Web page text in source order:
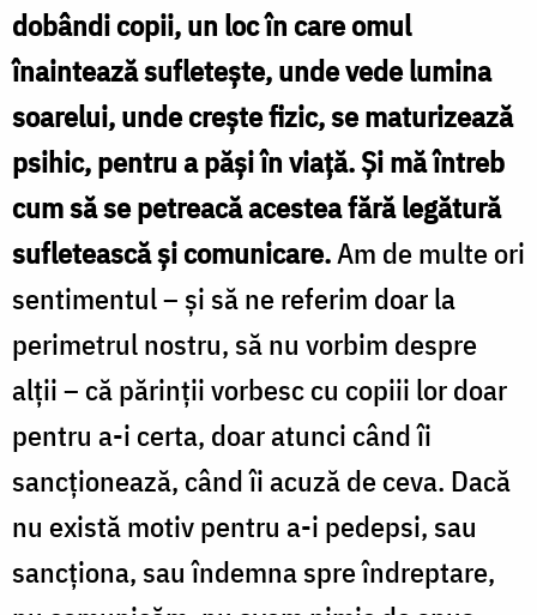
dobândi copii, un loc în care omul
înaintează sufletește, unde vede lumina
soarelui, unde creşte fizic, se maturizează
psihic, pentru a păşi în viaţă. Şi mă întreb
cum să se petreacă acestea fără legătură
sufletească şi comunicare.Am de multe ori
sentimentul – și să ne referim doar la
perimetrul nostru, să nu vorbim despre
alţii – că părinţii vorbesc cu copiii lor doar
pentru a-i certa, doar atunci când îi
sancţionează, când îi acuză de ceva. Dacă
nu există motiv pentru a-i pedepsi, sau
sancţiona, sau îndemna spre îndreptare,